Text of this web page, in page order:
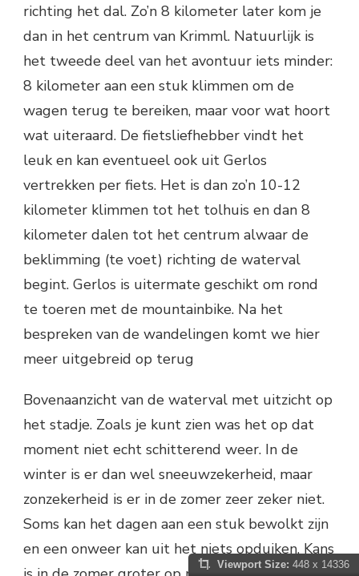
richting het dal. Zo’n 8 kilometer later kom je
dan in het centrum van Krimml. Natuurlijk is
het tweede deel van het avontuur iets minder:
8 kilometer aan een stuk klimmen om de
wagen terug te bereiken, maar voor wat hoort
wat uiteraard. De fietsliefhebber vindt het
leuk en kan eventueel ook uit Gerlos
vertrekken per fiets. Het is dan zo’n 10-12
kilometer klimmen tot het tolhuis en dan 8
kilometer dalen tot het centrum alwaar de
beklimming (te voet) richting de waterval
begint. Gerlos is uitermate geschikt om rond
te toeren met de mountainbike. Na het
bespreken van de wandelingen komt we hier
meer uitgebreid op terug
Bovenaanzicht van de waterval met uitzicht op
het stadje. Zoals je kunt zien was het op dat
moment niet echt schitterend weer. In de
winter is er dan wel sneeuwzekerheid, maar
zonzekerheid is er in de zomer zeer zeker niet.
Soms kan het dagen aan een stuk bewolkt zijn
en een onweer kan uit het niets opduiken. Kans
Viewport Size: 448 x 14336